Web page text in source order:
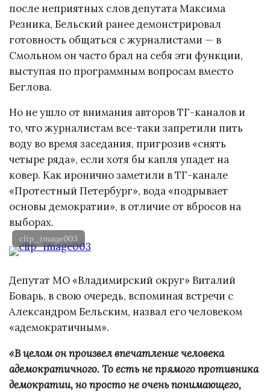
после неприятных слов депутата Максима
Резника, Бельский ранее демонстрировал
готовность общаться с журналистами — в
Смольном он часто брал на себя эти функции,
выступая по программным вопросам вместо
Беглова.
Но не ушло от внимания авторов ТГ-каналов и
то, что журналистам все-таки запретили пить
воду во время заседания, пригрозив «снять
четыре ряда», если хотя бы капля упадет на
ковер. Как иронично заметили в ТГ-канале
«Протестный Петербург», вода «подрывает
основы демократии», в отличие от вбросов на
выборах.
clip_image003
Депутат МО «Владимирский округ» Виталий
Боварь, в свою очередь, вспоминая встречи с
Александром Бельским, назвал его человеком
«адемократичным».
«В целом он произвел впечатление человека
адемократичного. То есть не прямого противника
демократии, но просто не очень понимающего,